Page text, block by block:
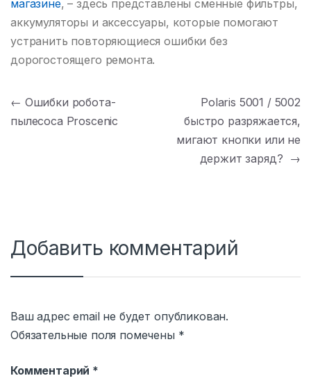
магазине, – здесь представлены сменные фильтры,
аккумуляторы и аксессуары, которые помогают
устранить повторяющиеся ошибки без
дорогостоящего ремонта.
Навигация по записям
← Ошибки робота-
пылесоса Proscenic
Polaris 5001 / 5002
быстро разряжается,
мигают кнопки или не
держит заряд? →
Добавить комментарий
Ваш адрес email не будет опубликован.
Обязательные поля помечены *
Комментарий *